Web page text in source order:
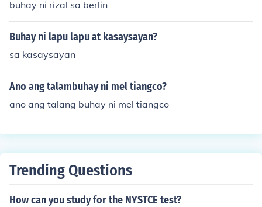
buhay ni rizal sa berlin
Buhay ni lapu lapu at kasaysayan?
sa kasaysayan
Ano ang talambuhay ni mel tiangco?
ano ang talang buhay ni mel tiangco
Trending Questions
How can you study for the NYSTCE test?